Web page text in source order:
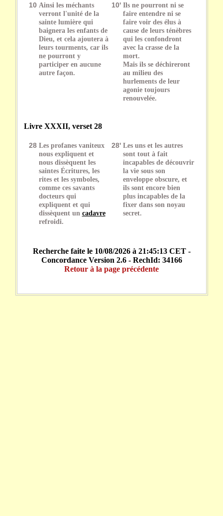
10 Ainsi les méchants
verront l'unité de la
sainte lumière qui
baignera les enfants de
Dieu, et cela ajoutera à
leurs tourments, car ils
ne pourront y
participer en aucune
autre façon.
10' Ils ne pourront ni se
faire entendre ni se
faire voir des élus à
cause de leurs ténèbres
qui les confondront
avec la crasse de la
mort.
Mais ils se déchireront
au milieu des
hurlements de leur
agonie toujours
renouvelée.
Livre XXXII, verset 28
28 Les profanes vaniteux
nous expliquent et
nous dissèquent les
saintes Écritures, les
rites et les symboles,
comme ces savants
docteurs qui
expliquent et qui
dissèquent un cadavre
refroidi.
28' Les uns et les autres
sont tout à fait
incapables de découvrir
la vie sous son
enveloppe obscure, et
ils sont encore bien
plus incapables de la
fixer dans son noyau
secret.
Recherche faite le 10/08/2026 à 21:45:13 CET -
Concordance Version 2.6 - RechId: 34166
Retour à la page précédente